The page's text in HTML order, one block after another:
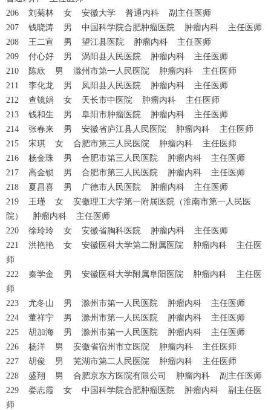
206 刘菊林 女 安徽大学 普通内科 副主任医师
207 钱晓涛 男 中国科学院合肥肿瘤医院 肿瘤内科 主任医师
208 王二宣 男 望江县医院 肿瘤内科 主任医师
209 付心好 男 涡阳县人民医院 肿瘤内科 主任医师
210 陈欣 男 滁州市第一人民医院 肿瘤内科 主任医师
211 李化龙 男 凤阳县人民医院 肿瘤内科 主任医师
212 查镜娟 女 天长市中医院 肿瘤内科 主任医师
213 钱和生 男 阜阳市肿瘤医院 肿瘤内科 主任医师
214 张春来 男 安徽省庐江县人民医院 肿瘤内科 主任医师
215 宋琪 女 合肥市第三人民医院 肿瘤内科 主任医师
216 杨金珠 男 合肥市第三人民医院 肿瘤内科 主任医师
217 高金锁 男 合肥市第三人民医院 肿瘤内科 主任医师
218 夏昌喜 男 广德市人民医院 肿瘤内科 主任医师
219 王瑾 女 安徽理工大学第一附属医院（淮南市第一人民医
院） 肿瘤内科 主任医师
220 徐玲玲 女 安徽省胸科医院 肿瘤内科 主任医师
221 洪艳艳 女 安徽医科大学第二附属医院 肿瘤内科 主任医
师
222 秦学金 男 安徽医科大学附属阜阳医院 肿瘤内科 主任医
师
223 尤冬山 男 滁州市第一人民医院 肿瘤内科 主任医师
224 董祥宁 男 滁州市第一人民医院 肿瘤内科 主任医师
225 胡加海 男 滁州市第一人民医院 肿瘤内科 主任医师
226 杨洋 男 安徽省宿州市立医院 肿瘤内科 主任医师
227 胡俊 男 芜湖市第二人民医院 肿瘤内科 主任医师
228 盛翔 男 合肥京东方医院有限公司 肿瘤内科 副主任医师
229 娄志霞 女 中国科学院合肥肿瘤医院 肿瘤内科 副主任医
师